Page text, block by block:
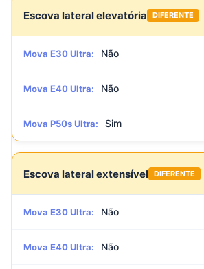
Escova lateral elevatória DIFERENTE
Mova E30 Ultra: Não
Mova E40 Ultra: Não
Mova P50s Ultra: Sim
Escova lateral extensível DIFERENTE
Mova E30 Ultra: Não
Mova E40 Ultra: Não